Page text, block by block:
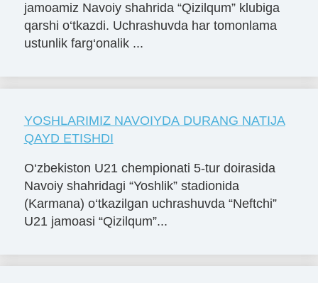
jamoamiz Navoiy shahrida “Qizilqum” klubiga
qarshi o‘tkazdi. Uchrashuvda har tomonlama
ustunlik farg‘onalik ...
YOSHLARIMIZ NAVOIYDA DURANG NATIJA
QAYD ETISHDI
O‘zbekiston U21 chempionati 5-tur doirasida
Navoiy shahridagi “Yoshlik” stadionida
(Karmana) o‘tkazilgan uchrashuvda “Neftchi”
U21 jamoasi “Qizilqum”...